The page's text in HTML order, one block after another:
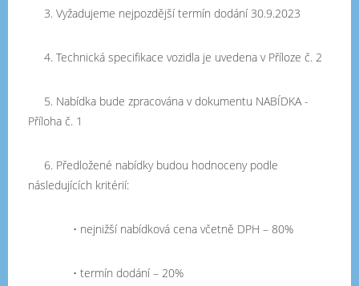
3. Vyžadujeme nejpozdější termín dodání 30.9.2023
4. Technická specifikace vozidla je uvedena v Příloze č. 2
5. Nabídka bude zpracována v dokumentu NABÍDKA -
Příloha č. 1
6. Předložené nabídky budou hodnoceny podle
následujících kritérií:
• nejnižší nabídková cena včetně DPH – 80%
• termín dodání – 20%